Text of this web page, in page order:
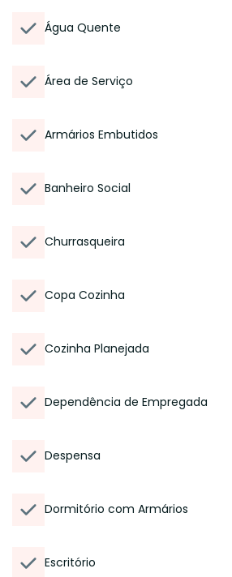
Água Quente
Área de Serviço
Armários Embutidos
Banheiro Social
Churrasqueira
Copa Cozinha
Cozinha Planejada
Dependência de Empregada
Despensa
Dormitório com Armários
Escritório